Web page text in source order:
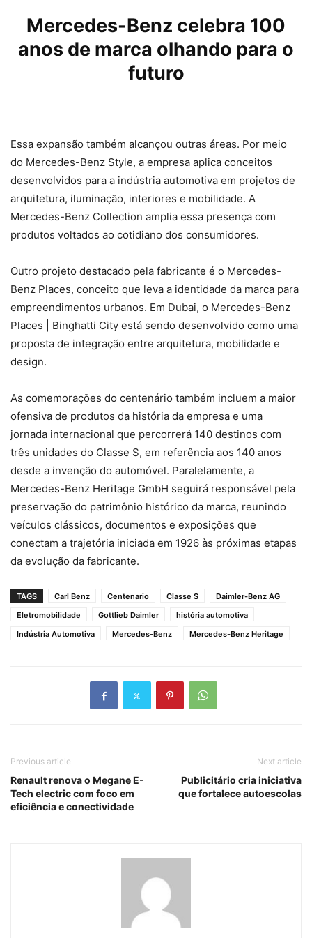
Mercedes-Benz celebra 100
anos de marca olhando para o
futuro
Essa expansão também alcançou outras áreas. Por meio
do Mercedes-Benz Style, a empresa aplica conceitos
desenvolvidos para a indústria automotiva em projetos de
arquitetura, iluminação, interiores e mobilidade. A
Mercedes-Benz Collection amplia essa presença com
produtos voltados ao cotidiano dos consumidores.
Outro projeto destacado pela fabricante é o Mercedes-
Benz Places, conceito que leva a identidade da marca para
empreendimentos urbanos. Em Dubai, o Mercedes-Benz
Places | Binghatti City está sendo desenvolvido como uma
proposta de integração entre arquitetura, mobilidade e
design.
As comemorações do centenário também incluem a maior
ofensiva de produtos da história da empresa e uma
jornada internacional que percorrerá 140 destinos com
três unidades do Classe S, em referência aos 140 anos
desde a invenção do automóvel. Paralelamente, a
Mercedes-Benz Heritage GmbH seguirá responsável pela
preservação do patrimônio histórico da marca, reunindo
veículos clássicos, documentos e exposições que
conectam a trajetória iniciada em 1926 às próximas etapas
da evolução da fabricante.
TAGS Carl Benz Centenario Classe S
Daimler-Benz AG
Eletromobilidade
Gottlieb Daimler
história automotiva
Indústria Automotiva
Mercedes-Benz Mercedes-Benz Heritage
Previous article
Renault renova o Megane E-
Tech electric com foco em
eficiência e conectividade
Next article
Publicitário cria iniciativa
que fortalece autoescolas